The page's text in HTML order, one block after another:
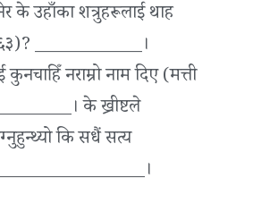
के उहाँका शत्रुहरूलाई थाह
____________।
नराम्रो नाम दिए (मत्ती
के ख्रीष्टले
कि सधैं सत्य